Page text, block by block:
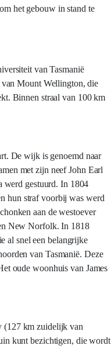
het gebouw in stand te
van Tasmanië
van Mount Wellington, die
Binnen straal van 100 km
De wijk is genoemd naar
met zijn neef John Earl
werd gestuurd. In 1804
hun straf voorbij was werd
aan de westoever
New Norfolk. In 1818
al snel een belangrijke
van Tasmanië. Deze
oude woonhuis van James
(127 km zuidelijk van
kunt bezichtigen, die wordt